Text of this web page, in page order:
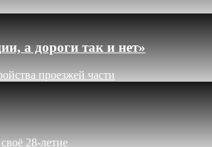
а дороги так и нет»
проезжей части
28-летие